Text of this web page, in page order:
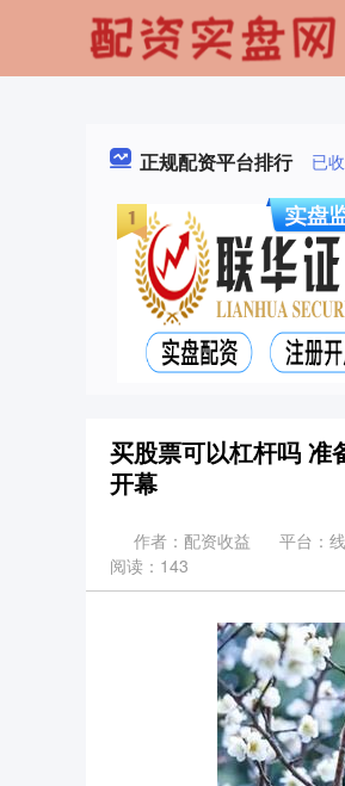
正规配资平台排行 已
买股票可以杠杆吗
开幕
作者：配资收益 平台：
阅读：143